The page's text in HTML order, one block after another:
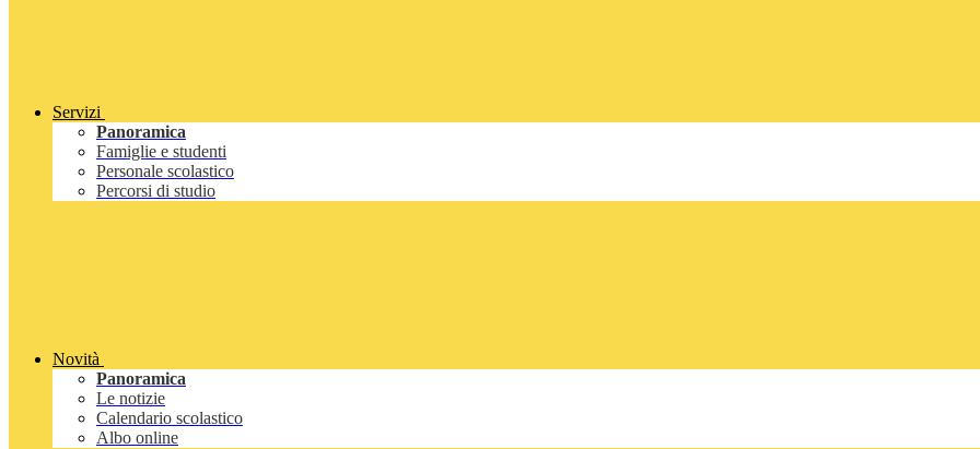
Servizi
Panoramica
Famiglie e studenti
Personale scolastico
Percorsi di studio
Novità
Panoramica
Le notizie
Calendario scolastico
Albo online